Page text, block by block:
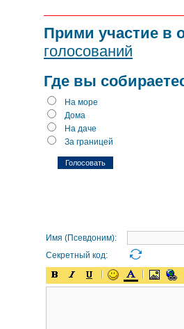
Прими участие в
голосований
Где вы
На море
Дома
На даче
За границей
Имя (Псевдоним):
Секретный код: